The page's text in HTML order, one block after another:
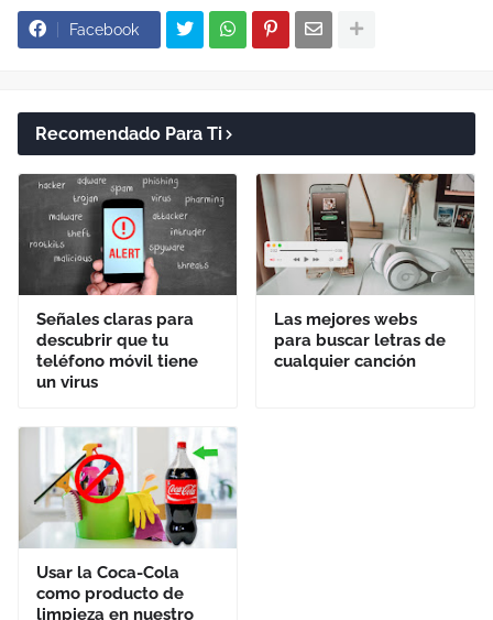
Facebook
Recomendado Para Ti
Señales claras para
descubrir que tu
teléfono móvil tiene
un virus
Las mejores webs
para buscar letras de
cualquier canción
Usar la Coca-Cola
como producto de
limpieza en nuestro